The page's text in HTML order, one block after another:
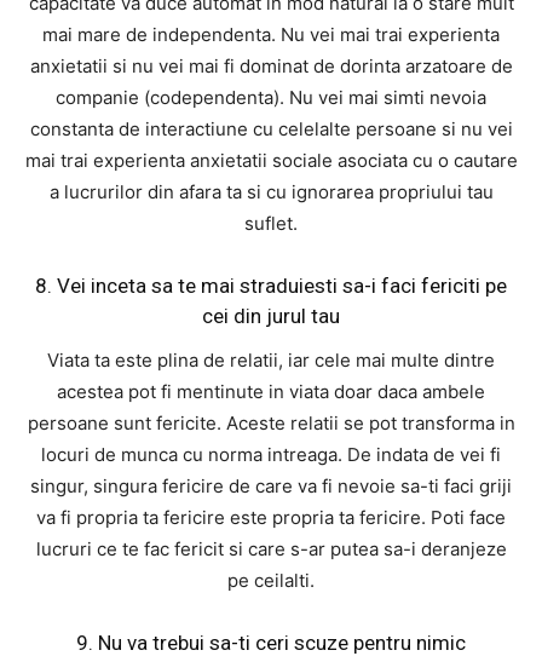
mai mare de independenta. Nu vei mai trai experienta
anxietatii si nu vei mai fi dominat de dorinta arzatoare de
companie (codependenta). Nu vei mai simti nevoia
constanta de interactiune cu celelalte persoane si nu vei
mai trai experienta anxietatii sociale asociata cu o cautare
a lucrurilor din afara ta si cu ignorarea propriului tau
suflet.
8. Vei inceta sa te mai straduiesti sa-i faci fericiti pe
cei din jurul tau
Viata ta este plina de relatii, iar cele mai multe dintre
acestea pot fi mentinute in viata doar daca ambele
persoane sunt fericite. Aceste relatii se pot transforma in
locuri de munca cu norma intreaga. De indata de vei fi
singur, singura fericire de care va fi nevoie sa-ti faci griji
va fi propria ta fericire este propria ta fericire. Poti face
lucruri ce te fac fericit si care s-ar putea sa-i deranjeze
pe ceilalti.
9. Nu va trebui sa-ti ceri scuze pentru nimic